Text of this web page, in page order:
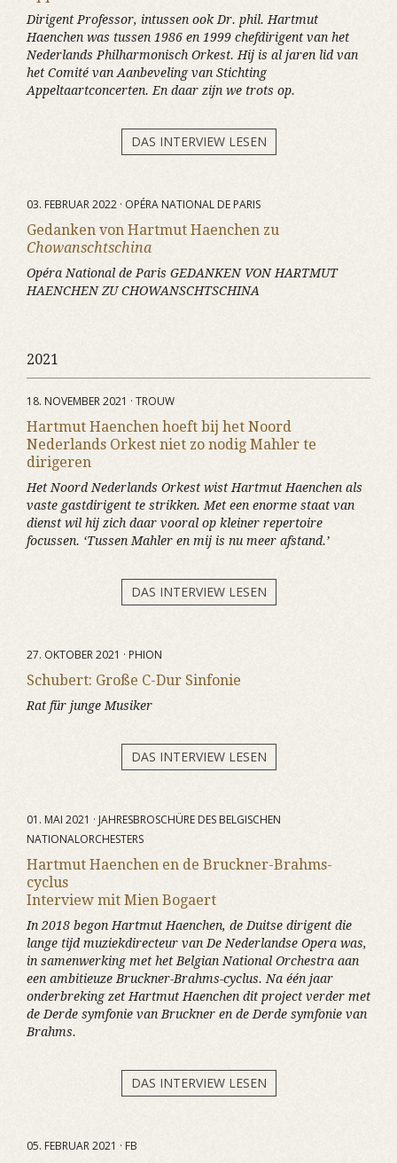
Dirigent Professor, intussen ook Dr. phil. Hartmut
Haenchen was tussen 1986 en 1999 chefdirigent van het
Nederlands Philharmonisch Orkest. Hij is al jaren lid van
het Comité van Aanbeveling van Stichting
Appeltaartconcerten. En daar zijn we trots op.
DAS INTERVIEW LESEN
03. FEBRUAR 2022 · OPÉRA NATIONAL DE PARIS
Gedanken von Hartmut Haenchen zu
Chowanschtschina
Opéra National de Paris GEDANKEN VON HARTMUT
HAENCHEN ZU CHOWANSCHTSCHINA
2021
18. NOVEMBER 2021 · TROUW
Hartmut Haenchen hoeft bij het Noord
Nederlands Orkest niet zo nodig Mahler te
dirigeren
Het Noord Nederlands Orkest wist Hartmut Haenchen als
vaste gastdirigent te strikken. Met een enorme staat van
dienst wil hij zich daar vooral op kleiner repertoire
focussen. ‘Tussen Mahler en mij is nu meer afstand.’
DAS INTERVIEW LESEN
27. OKTOBER 2021 · PHION
Schubert: Große C-Dur Sinfonie
Rat für junge Musiker
DAS INTERVIEW LESEN
01. MAI 2021 · JAHRESBROSCHÜRE DES BELGISCHEN
NATIONALORCHESTERS
Hartmut Haenchen en de Bruckner-Brahms-
cyclus
Interview mit Mien Bogaert
In 2018 begon Hartmut Haenchen, de Duitse dirigent die
lange tijd muziekdirecteur van De Nederlandse Opera was,
in samenwerking met het Belgian National Orchestra aan
een ambitieuze Bruckner-Brahms-cyclus. Na één jaar
onderbreking zet Hartmut Haenchen dit project verder met
de Derde symfonie van Bruckner en de Derde symfonie van
Brahms.
DAS INTERVIEW LESEN
05. FEBRUAR 2021 · FB